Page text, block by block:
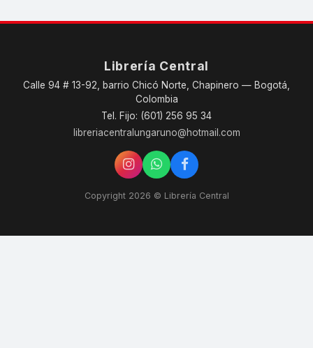
Librería Central
Calle 94 # 13-92, barrio Chicó Norte, Chapinero — Bogotá,
Colombia
Tel. Fijo: (601) 256 95 34
libreriacentralungaruno@hotmail.com
Copyright 2026 © Librería Central